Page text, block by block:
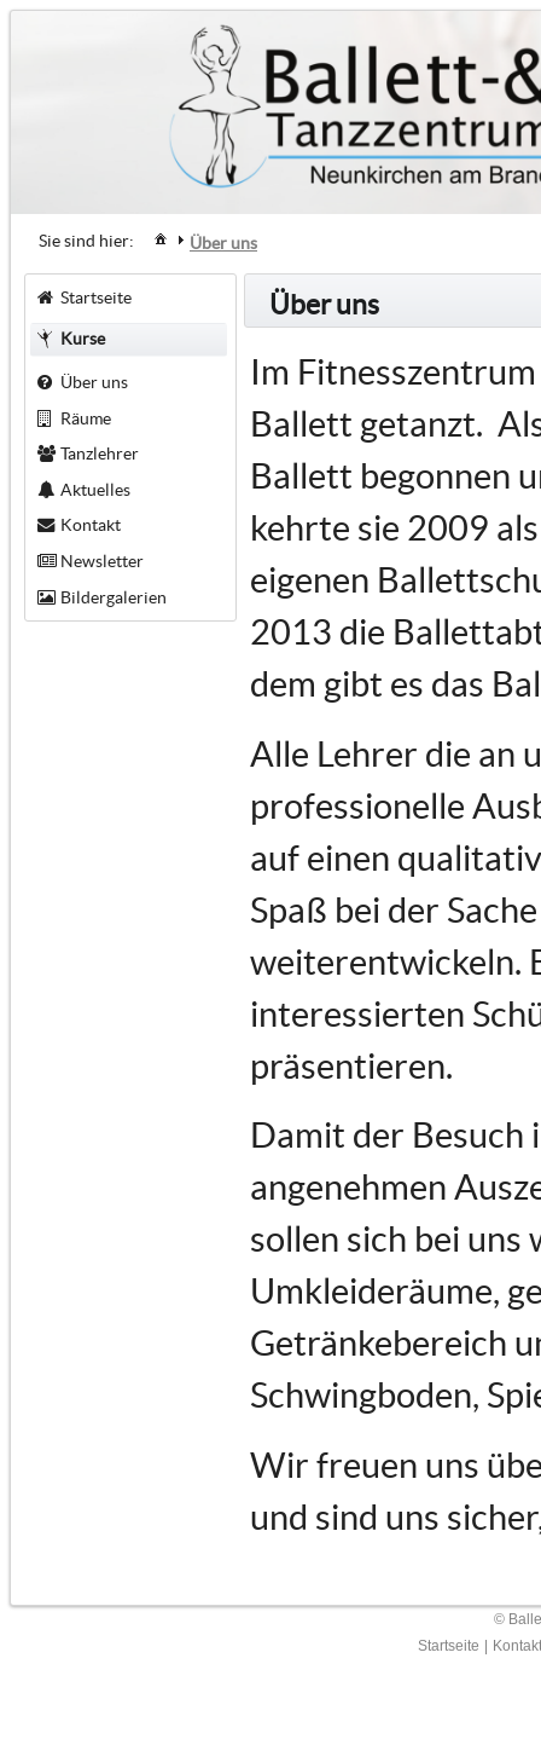
Sie sind hier: Über uns
Startseite
Kurse
Über uns
Räume
Tanzlehrer
Aktuelles
Kontakt
Newsletter
Bildergalerien
Über uns
Im
Ballett getanzt.
Ballett begonnen
kehrte sie 2009
eigenen
2013 die
dem gibt es das
Alle Lehrer die an
professionelle
auf einen
Spaß bei der
weiterentwickeln.
interessierten
präsentieren.
Damit der Besuch
angenehmen
sollen sich bei
Umkleideräume,
Getränkebereich
Schwingboden,
Wir freuen uns
und sind uns
©
Startseite
Kontakt